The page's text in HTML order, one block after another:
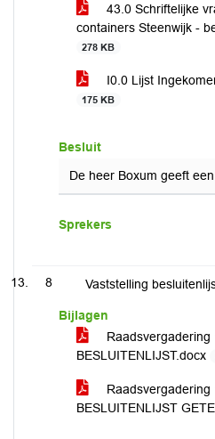
43.0 Schriftelijke
containers Steenwijk -
278 KB
I0.0 Lijst
175 KB
Besluit
De heer Boxum geeft
Sprekers
8 Vaststelling
Bijlagen
BESLUITENLIJST.docx
BESLUITENLIJST